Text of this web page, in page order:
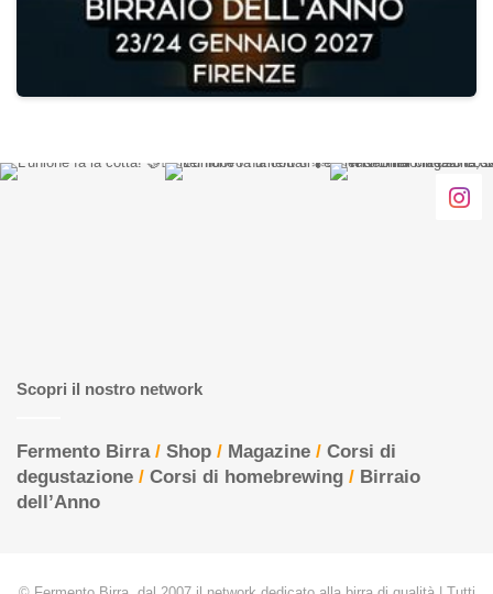
Scopri il nostro network
Fermento Birra/ Shop / Magazine / Corsi di
degustazione / Corsi di homebrewing / Birraio
dell’Anno